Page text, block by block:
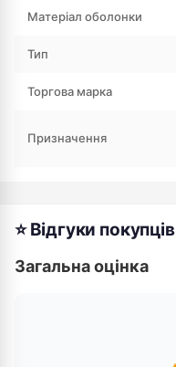
Матеріал оболонки
Тип
Торгова марка
Призначення
⭐ Відгуки покупців
Загальна оцінка